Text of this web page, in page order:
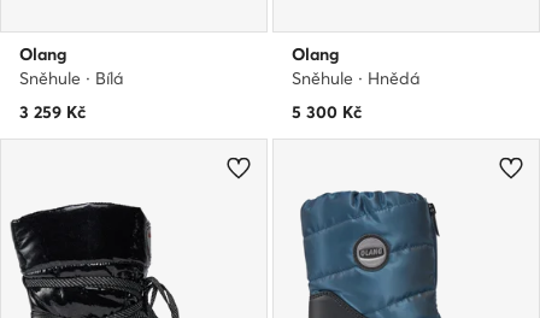
Olang
Sněhule · Bílá
3 259 Kč
Olang
Sněhule · Hnědá
5 300 Kč